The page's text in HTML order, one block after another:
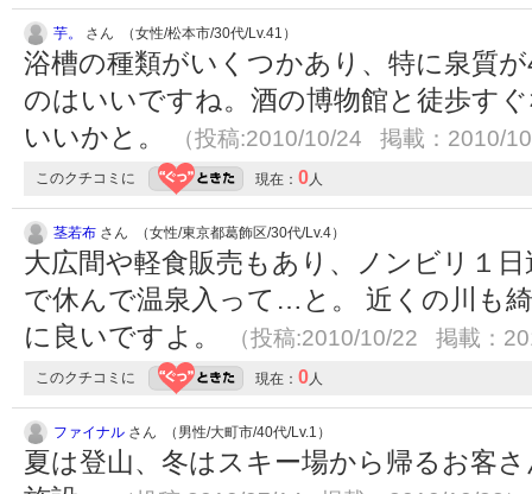
芋。 さん （女性/松本市/30代/Lv.41）
浴槽の種類がいくつかあり、特に泉質
のはいいですね。酒の博物館と徒歩す
いいかと。
（投稿:2010/10/24 掲載：2010/
このクチコミに 現在： 0人
茎若布 さん （女性/東京都葛飾区/30代/Lv.4）
大広間や軽食販売もあり、ノンビリ１
で休んで温泉入って…と。 近くの川も
に良いですよ。
（投稿:2010/10/22 掲載：
このクチコミに 現在： 0人
ファイナル さん （男性/大町市/40代/Lv.1）
夏は登山、冬はスキー場から帰るお客